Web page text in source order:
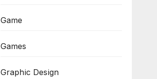
Game
Games
Graphic Design